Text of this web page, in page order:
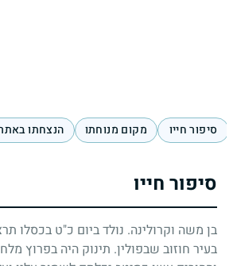
סיפור חייו מקום מנוחתו הנצחתו
סיפור חייו
בן משה וקרולינה. נולד ביום כ"ט בכסלו
בעיר חוזוב שבפולין. תינוק היה בפרוץ